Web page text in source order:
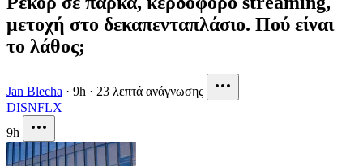
μετοχή στο δεκαπενταπλάσιο. Πού είναι
το λάθος;
Jan Blecha · 9h · 23 λεπτά ανάγνωσης
DISNFLX
9h